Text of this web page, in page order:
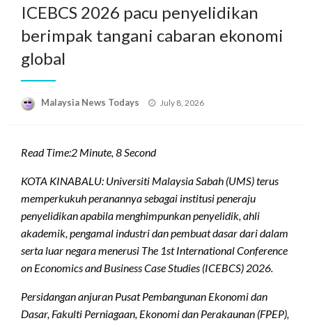
ICEBCS 2026 pacu penyelidikan
berimpak tangani cabaran ekonomi
global
Malaysia News Todays
Posted
July 8, 2026
Read Time:2 Minute, 8 Second
KOTA KINABALU: Universiti Malaysia Sabah (UMS) terus
memperkukuh peranannya sebagai institusi peneraju
penyelidikan apabila menghimpunkan penyelidik, ahli
akademik, pengamal industri dan pembuat dasar dari dalam
serta luar negara menerusi The 1st International Conference
on Economics and Business Case Studies (ICEBCS) 2026.
Persidangan anjuran Pusat Pembangunan Ekonomi dan
Dasar, Fakulti Perniagaan, Ekonomi dan Perakaunan (FPEP),